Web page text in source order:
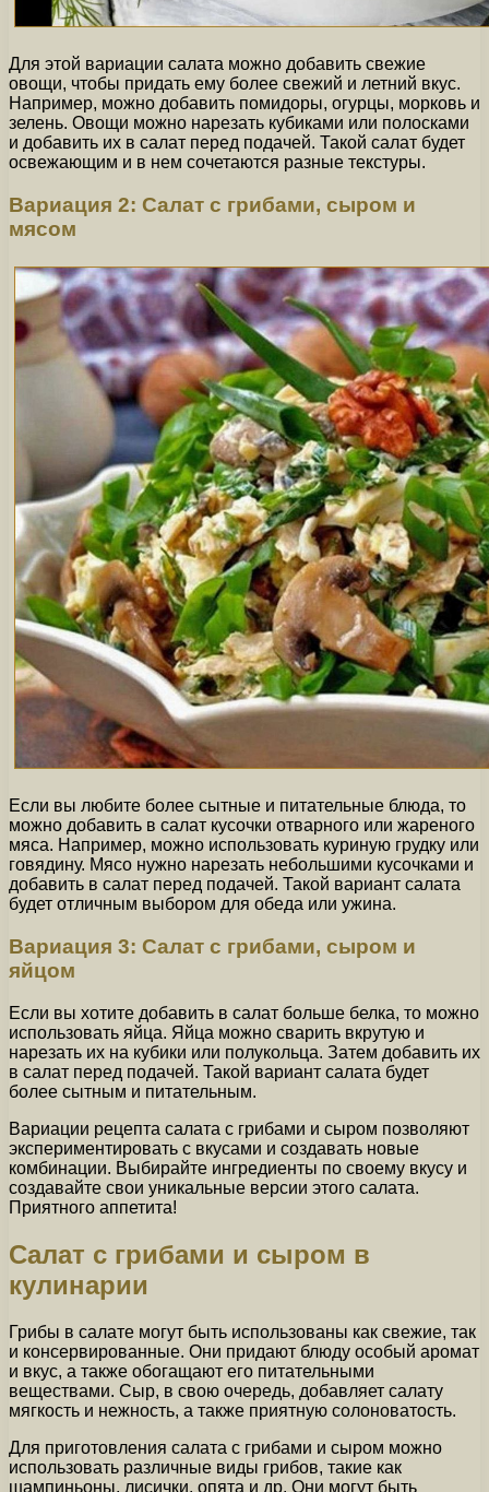
Для этой вариации салата можно добавить свежие
овощи, чтобы придать ему более свежий и летний вкус.
Например, можно добавить помидоры, огурцы, морковь и
зелень. Овощи можно нарезать кубиками или полосками
и добавить их в салат перед подачей. Такой салат будет
освежающим и в нем сочетаются разные текстуры.
Вариация 2: Салат с грибами, сыром и
мясом
Если вы любите более сытные и питательные блюда, то
можно добавить в салат кусочки отварного или жареного
мяса. Например, можно использовать куриную грудку или
говядину. Мясо нужно нарезать небольшими кусочками и
добавить в салат перед подачей. Такой вариант салата
будет отличным выбором для обеда или ужина.
Вариация 3: Салат с грибами, сыром и
яйцом
Если вы хотите добавить в салат больше белка, то можно
использовать яйца. Яйца можно сварить вкрутую и
нарезать их на кубики или полукольца. Затем добавить их
в салат перед подачей. Такой вариант салата будет
более сытным и питательным.
Вариации рецепта салата с грибами и сыром позволяют
экспериментировать с вкусами и создавать новые
комбинации. Выбирайте ингредиенты по своему вкусу и
создавайте свои уникальные версии этого салата.
Приятного аппетита!
Салат с грибами и сыром в
кулинарии
Грибы в салате могут быть использованы как свежие, так
и консервированные. Они придают блюду особый аромат
и вкус, а также обогащают его питательными
веществами. Сыр, в свою очередь, добавляет салату
мягкость и нежность, а также приятную солоноватость.
Для приготовления салата с грибами и сыром можно
использовать различные виды грибов, такие как
шампиньоны, лисички, опята и др. Они могут быть